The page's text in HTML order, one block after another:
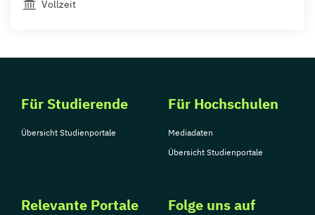
Vollzeit
Für Studierende
Übersicht Studienportale
Für Hochschulen
Mediadaten
Übersicht Studienportale
Relevante Portale Folge uns auf